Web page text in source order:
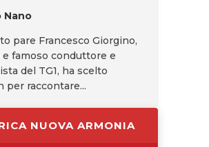
Nano
pare Francesco Giorgino,
famoso conduttore e
del TG1, ha scelto
per raccontare...
NUOVA ARMONIA